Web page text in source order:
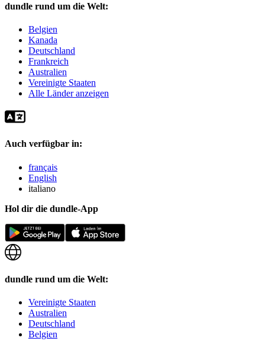
dundle rund um die Welt:
Belgien
Kanada
Deutschland
Frankreich
Australien
Vereinigte Staaten
Alle Länder anzeigen
Auch verfügbar in:
français
English
italiano
Hol dir die dundle-App
dundle rund um die Welt:
Vereinigte Staaten
Australien
Deutschland
Belgien